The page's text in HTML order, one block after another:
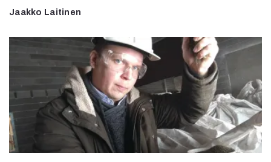
Jaakko Laitinen